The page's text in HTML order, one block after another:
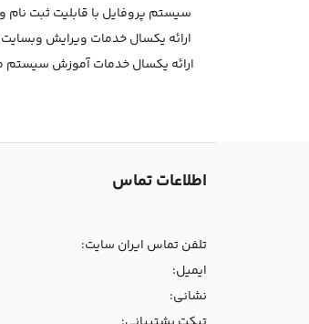
سیستم پروفایل با قابلیت ثبت نام
ارائه یکسال خدمات ویرایش
ارائه یکسال خدمات آموزش سیستم
اطلاعات تماس
تلفن تماس ایران سایت:
ایمیل:
نشانی: